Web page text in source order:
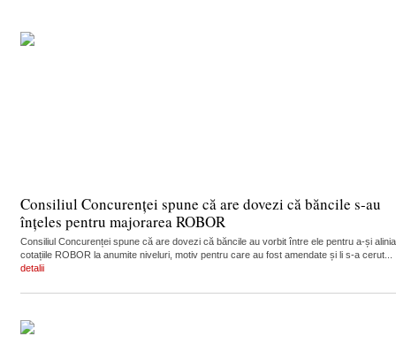
Consiliul Concurenței spune că are dovezi că băncile s-au
înțeles pentru majorarea ROBOR
Consiliul Concurenței spune că are dovezi că băncile au vorbit între ele pentru a-și alinia
cotațiile ROBOR la anumite niveluri, motiv pentru care au fost amendate și li s-a cerut...
detalii